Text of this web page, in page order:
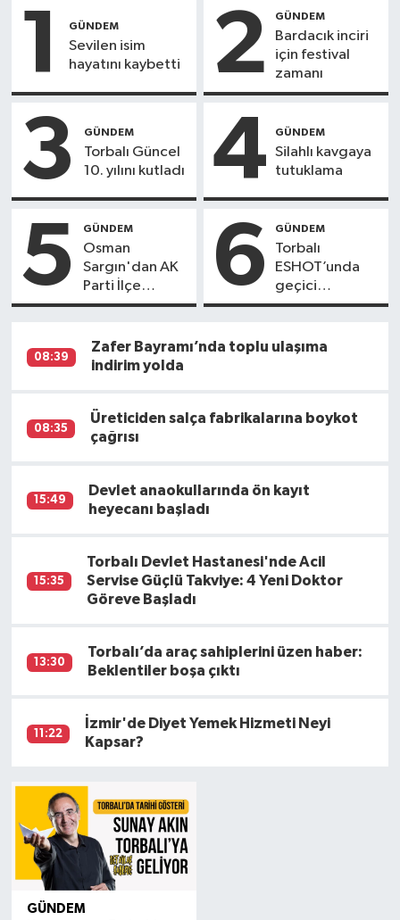
1 GÜNDEM
Sevilen isim
hayatını kaybetti
2 GÜNDEM
Bardacık inciri
için festival
zamanı
3 GÜNDEM
Torbalı Güncel
10. yılını kutladı
4 GÜNDEM
Silahlı kavgaya
tutuklama
5 GÜNDEM
Osman
Sargın'dan AK
Parti İlçe
Başkanı
"Devleti
İftiralarına Alet
6 GÜNDEM
Torbalı
ESHOT’unda
geçici
güzergâh
08:39
Zafer Bayramı’nda toplu ulaşıma
indirim yolda
08:35
Üreticiden salça fabrikalarına boykot
çağrısı
15:49
Devlet anaokullarında ön kayıt
heyecanı başladı
15:35
Torbalı Devlet Hastanesi'nde Acil
Servise Güçlü Takviye: 4 Yeni Doktor
Göreve Başladı
13:30
Torbalı’da araç sahiplerini üzen haber:
Beklentiler boşa çıktı
11:22
İzmir'de Diyet Yemek Hizmeti Neyi
Kapsar?
GÜNDEM